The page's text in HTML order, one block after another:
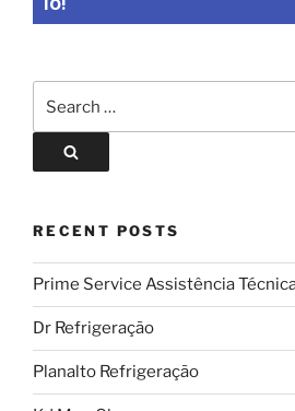
RECENT POSTS
Prime Service Assistência
Dr Refrigeração
Planalto Refrigeração